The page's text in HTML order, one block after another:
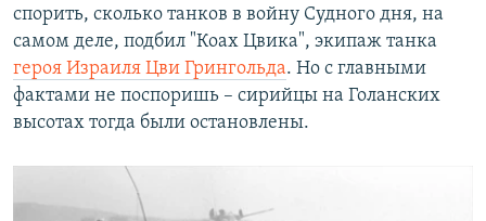
спорить, сколько танков в войну Судного дня, на
самом деле, подбил "Коах Цвика", экипаж танка
героя Израиля Цви Грингольда. Но с главными
фактами не поспоришь – сирийцы на Голанских
высотах тогда были остановлены.